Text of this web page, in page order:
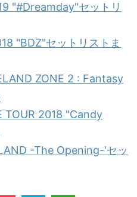
"#Dreamday"セットリ
"BDZ"セットリストま
ZONE 2 : Fantasy
TOUR 2018 "Candy
-The Opening-'セッ